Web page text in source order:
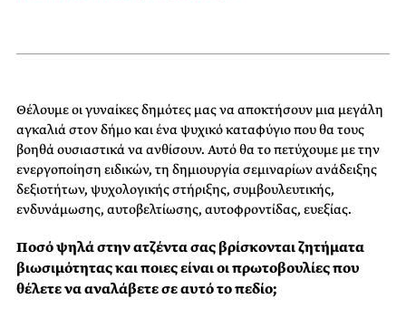
Θέλουμε οι γυναίκες δημότες μας να αποκτήσουν μια μεγάλη
αγκαλιά στον δήμο και ένα ψυχικό καταφύγιο που θα τους
βοηθά ουσιαστικά να ανθίσουν. Αυτό θα το πετύχουμε με την
ενεργοποίηση ειδικών, τη δημιουργία σεμιναρίων ανάδειξης
δεξιοτήτων, ψυχολογικής στήριξης, συμβουλευτικής,
ενδυνάμωσης, αυτοβελτίωσης, αυτοφροντίδας, ευεξίας.
Ποσό ψηλά στην ατζέντα σας βρίσκονται ζητήματα
βιωσιμότητας και ποιες είναι οι πρωτοβουλίες που
θέλετε να αναλάβετε σε αυτό το πεδίο;